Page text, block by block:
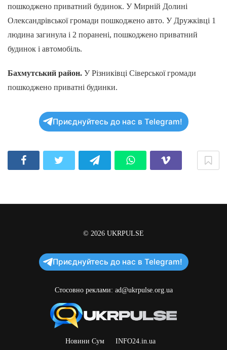
пошкоджено приватний будинок. У Мирній Долині
Олександрівської громади пошкоджено авто. У Дружківці 1
людина загинула і 2 поранені, пошкоджено приватний
будинок і автомобіль.
Бахмутський район. У Різниківці Сіверської громади
пошкоджено приватні будинки.
Приєднуйтесь до нас в Telegram!
© 2026 UKRPULSE
Приєднуйтесь до нас в Telegram!
Стосовно реклами: ad@ukrpulse.org.ua
Новини Сум INFO24.in.ua